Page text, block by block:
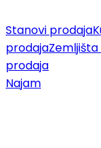
Stanovi prodaja
prodaja
prodaja
Najam